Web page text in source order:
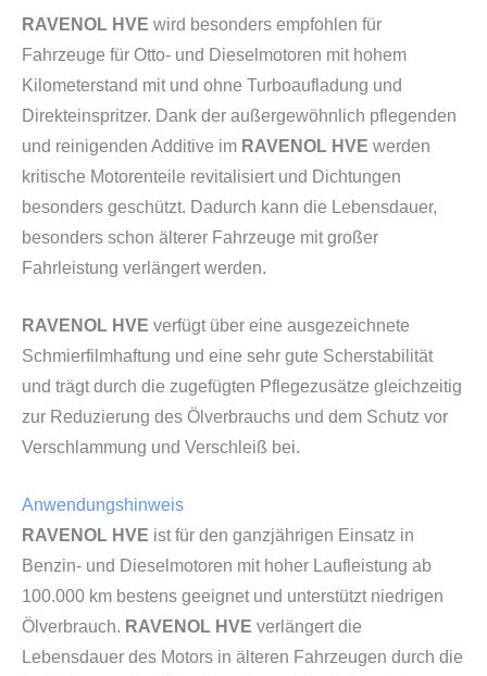
RAVENOL HVE wird besonders empfohlen für
Fahrzeuge für Otto- und Dieselmotoren mit hohem
Kilometerstand mit und ohne Turboaufladung und
Direkteinspritzer. Dank der außergewöhnlich pflegenden
und reinigenden Additive im RAVENOL HVE werden
kritische Motorenteile revitalisiert und Dichtungen
besonders geschützt. Dadurch kann die Lebensdauer,
besonders schon älterer Fahrzeuge mit großer
Fahrleistung verlängert werden.
RAVENOL HVE verfügt über eine ausgezeichnete
Schmierfilmhaftung und eine sehr gute Scherstabilität
und trägt durch die zugefügten Pflegezusätze gleichzeitig
zur Reduzierung des Ölverbrauchs und dem Schutz vor
Verschlammung und Verschleiß bei.
Anwendungshinweis
RAVENOL HVE ist für den ganzjährigen Einsatz in
Benzin- und Dieselmotoren mit hoher Laufleistung ab
100.000 km bestens geeignet und unterstützt niedrigen
Ölverbrauch. RAVENOL HVE verlängert die
Lebensdauer des Motors in älteren Fahrzeugen durch die